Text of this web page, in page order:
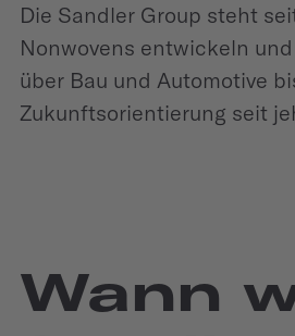
Die Sandler Group steht
Nonwovens entwickeln
über Bau und Automotive
Zukunftsorientierung seit
Wann